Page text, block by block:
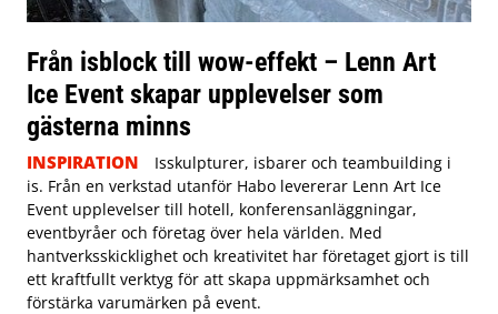
Från isblock till wow-effekt – Lenn Art
Ice Event skapar upplevelser som
gästerna minns
INSPIRATION
Isskulpturer, isbarer och teambuilding i
is. Från en verkstad utanför Habo levererar Lenn Art Ice
Event upplevelser till hotell, konferensanläggningar,
eventbyråer och företag över hela världen. Med
hantverksskicklighet och kreativitet har företaget gjort is till
ett kraftfullt verktyg för att skapa uppmärksamhet och
förstärka varumärken på event.